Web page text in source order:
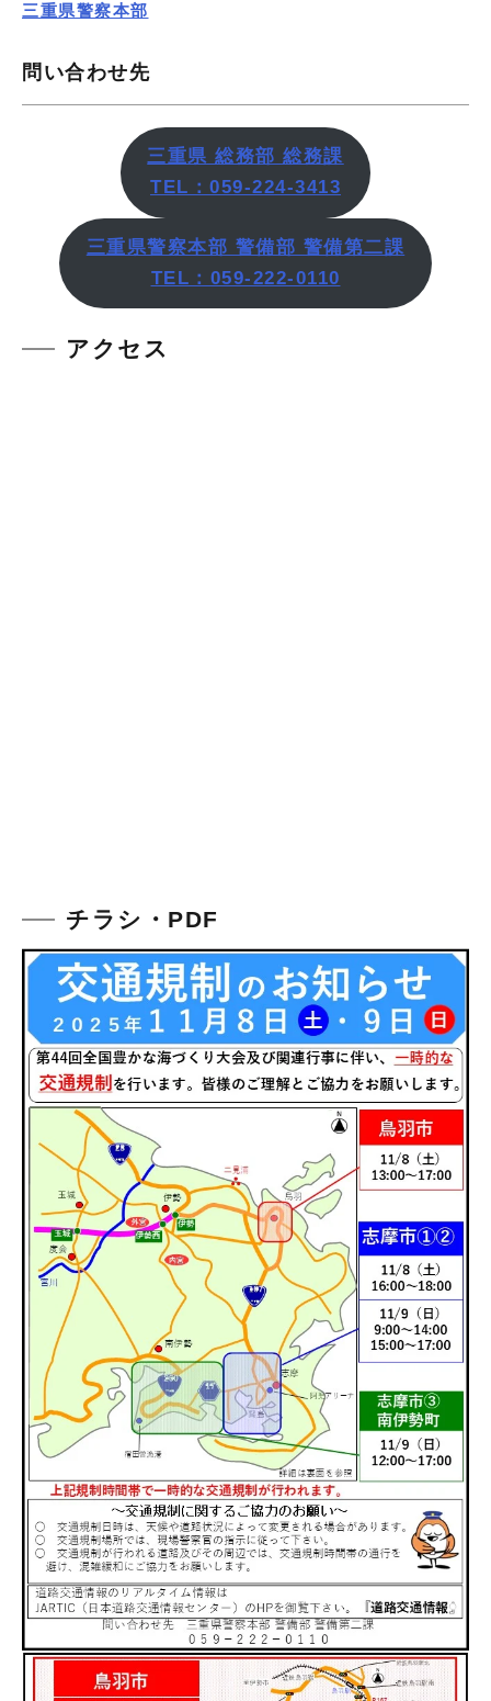
三重県警察本部
問い合わせ先
三重県 総務部 総務課
TEL：059-224-3413
三重県警察本部 警備部 警備第二課
TEL：059-222-0110
アクセス
チラシ・PDF